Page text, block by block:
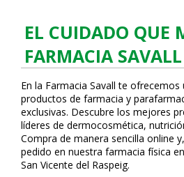
EL CUIDADO QUE
FARMACIA SAVALL
En la Farmacia Savall te
productos de farmacia y
exclusivas. Descubre los mejores
líderes de dermocosmética,
Compra de manera sencilla online
pedido en nuestra farmacia física
San Vicente del Raspeig.